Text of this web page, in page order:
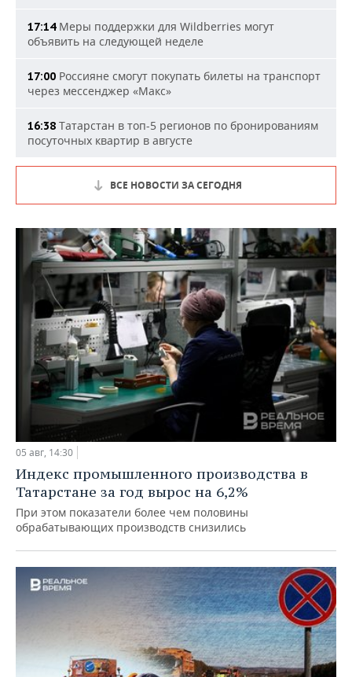
17:14Меры поддержки для Wildberries могут
объявить на следующей неделе
17:00 Россияне смогут покупать билеты на транспорт
через мессенджер «Макс»
16:38 Татарстан в топ-5 регионов по бронированиям
посуточных квартир в августе
ВСЕ НОВОСТИ ЗА СЕГОДНЯ
05 авг, 14:30
Индекс промышленного производства в
Татарстане за год вырос на 6,2%
При этом показатели более чем половины
обрабатывающих производств снизились